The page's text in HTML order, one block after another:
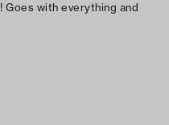
Goes with everything and